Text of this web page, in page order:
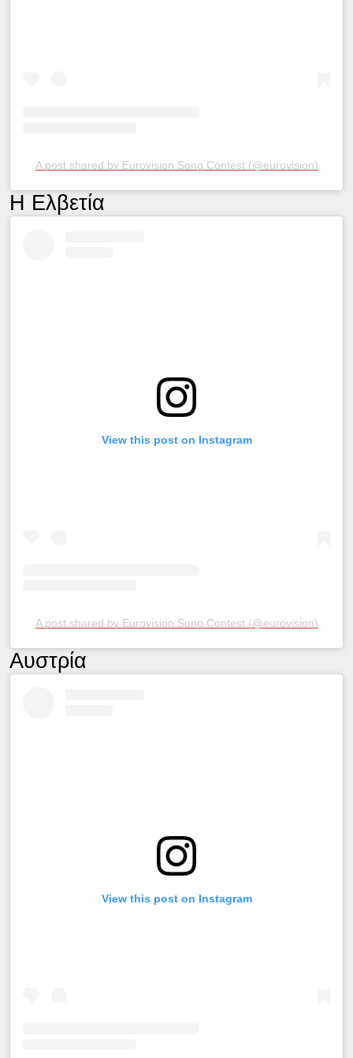
A post shared by Eurovision Song Contest (@eurovision)
Η Ελβετία
View this post on Instagram
A post shared by Eurovision Song Contest (@eurovision)
Αυστρία
View this post on Instagram